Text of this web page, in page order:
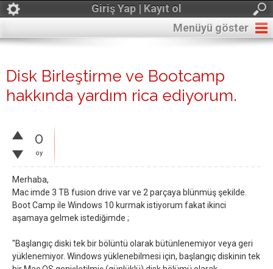
Giriş Yap | Kayıt ol
Menüyü göster
Disk Birleştirme ve Bootcamp
hakkında yardım rica ediyorum.
0
oy
Merhaba,
Mac imde 3 TB fusion drive var ve 2 parçaya blünmüş şekilde.
Boot Camp ile Windows 10 kurmak istiyorum fakat ikinci
aşamaya gelmek istediğimde ;
"Başlangıç diski tek bir bölüntü olarak bütünlenemiyor veya geri
yüklenemiyor. Windows yüklenebilmesi için, başlangıç diskinin tek